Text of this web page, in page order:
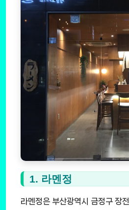
1. 라멘정
라멘정은 부산광역시 금정구 장전